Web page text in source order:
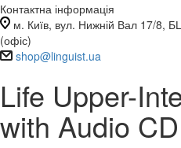
Контактна інформація
м. Київ, вул. Нижній Вал 17/8,
(офіс)
shop@linguist.ua
Life Upper-
with Audio CD